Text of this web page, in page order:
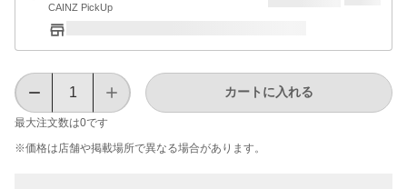
CAINZ PickUp
最大注文数は0です
カートに入れる
※価格は​店舗や​掲載場所で​異なる​場合が​あります。